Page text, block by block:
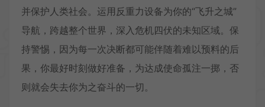
并保护人类社会。运用反重力设备为你的“飞升之城”
导航，跨越整个世界，深入危机四伏的未知区域。保
持警惕，因为每一次决断都可能伴随着难以预料的后
果，你最好时刻做好准备，为达成使命孤注一掷，否
则就会失去你为之奋斗的一切。